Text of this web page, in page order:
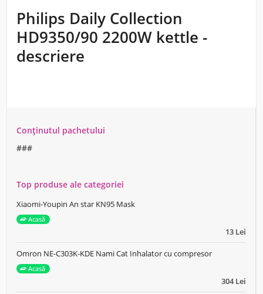
Philips Daily Collection
HD9350/90 2200W kettle -
descriere
Conținutul pachetului
###
Top produse ale categoriei
13 Lei
Xiaomi-Youpin An star KN95 Mask
Acasă
304 Lei
Omron NE-C303K-KDE Nami Cat Inhalator cu compresor
Acasă